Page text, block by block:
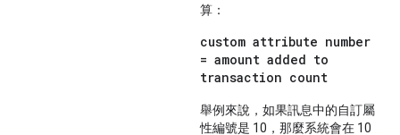
算：
custom attribute number
= amount added to
transaction count
舉例來說，如果訊息中的自訂屬
性編號是 10，那麼系統會在 10